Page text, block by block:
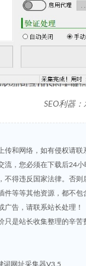
SEO利器
传和网络，如有侵权请联
流，您必须在下载后24小
不得违反国家法律。否则
件等等其他资源，都不包
广告，请联系站长处理！
只是站长收集整理的辛
词网址采集器V3.5